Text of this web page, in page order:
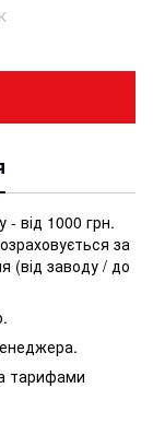
- від 1000 грн.
за
(від заводу / до
тарифами